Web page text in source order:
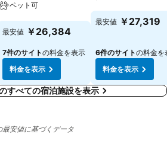
ペット可
料金を表示
最安値 ￥26,384
7件のサイトの料金を表示
料金を表示
料金を表示
最安値 ￥27,319
6件のサイトの料金を
料金を表示
すべての宿泊施設を表示
安値に基づくデータ